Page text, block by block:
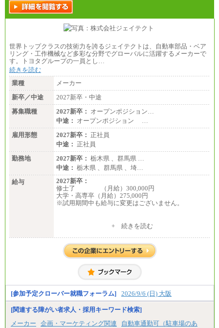
世界トップクラスの技術力を誇るジェイテクトは、自動車部品・ベア
リング・工作機械など多彩な分野でグローバルに活躍するメーカーで
す。トヨタグループの一員とし…
続きを読む
業種
メーカー
新卒／中途
2027新卒・中途
募集職種
2027新卒： オープンポジション…
中途： オープンポジション …
雇用形態
2027新卒： 正社員
中途： 正社員
勤務地
2027新卒： 栃木県 、群馬県 …
中途： 栃木県 、群馬県 、埼…
給与
2027新卒：
修士了 （月給）300,000円
大学・高専卒（月給）275,000円
※試用期間中も給与に変更はございません。
大学・高専卒（月給）275,000円
※試用期間中も給与に変更はございません。
+ 続きを読む
[参加予定クローバー就職フォーラム] 2026/9/6 (日) 大阪
[関連する障がい者求人・採用キーワード検索]
メーカー
企画・マーケティング関連
自動車通勤可（駐車場のあ